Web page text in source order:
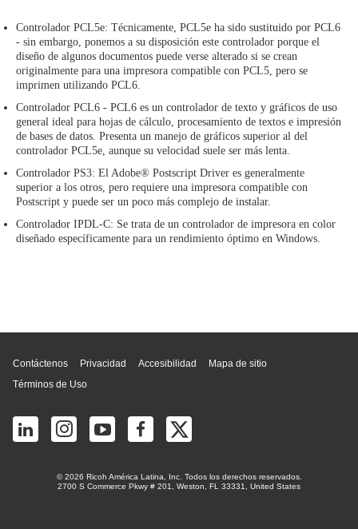
Controlador PCL5e: Técnicamente, PCL5e ha sido sustituido por PCL6
- sin embargo, ponemos a su disposición este controlador porque el
diseño de algunos documentos puede verse alterado si se crean
originalmente para una impresora compatible con PCL5, pero se
imprimen utilizando PCL6.
Controlador PCL6 - PCL6 es un controlador de texto y gráficos de uso
general ideal para hojas de cálculo, procesamiento de textos e impresión
de bases de datos. Presenta un manejo de gráficos superior al del
controlador PCL5e, aunque su velocidad suele ser más lenta.
Controlador PS3: El Adobe® Postscript Driver es generalmente
superior a los otros, pero requiere una impresora compatible con
Postscript y puede ser un poco más complejo de instalar.
Controlador IPDL-C: Se trata de un controlador de impresora en color
diseñado específicamente para un rendimiento óptimo en Windows.
Contáctenos Privacidad Accesibilidad
Mapa de sitio
Términos de Uso
© 2026 Ricoh América Latina, Inc. Todos los derechos reservados.
2700 S Commerce Pkwy # 201, Weston, FL 33331, United States